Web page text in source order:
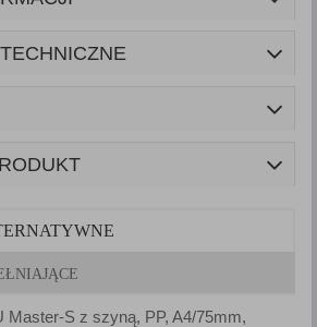
Master-S z szyną, PP, A4/75mm,